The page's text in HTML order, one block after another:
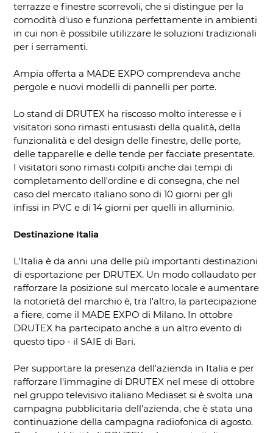
terrazze e finestre scorrevoli, che si distingue per la
comodità d'uso e funziona perfettamente in ambienti
in cui non è possibile utilizzare le soluzioni tradizionali
per i serramenti.
Ampia offerta a MADE EXPO comprendeva anche
pergole e nuovi modelli di pannelli per porte.
Lo stand di DRUTEX ha riscosso molto interesse e i
visitatori sono rimasti entusiasti della qualità, della
funzionalità e del design delle finestre, delle porte,
delle tapparelle e delle tende per facciate presentate.
I visitatori sono rimasti colpiti anche dai tempi di
completamento dell'ordine e di consegna, che nel
caso del mercato italiano sono di 10 giorni per gli
infissi in PVC e di 14 giorni per quelli in alluminio.
Destinazione Italia
L'Italia è da anni una delle più importanti destinazioni
di esportazione per DRUTEX. Un modo collaudato per
rafforzare la posizione sul mercato locale e aumentare
la notorietà del marchio è, tra l'altro, la partecipazione
a fiere, come il MADE EXPO di Milano. In ottobre
DRUTEX ha partecipato anche a un altro evento di
questo tipo - il SAIE di Bari.
Per supportare la presenza dell'azienda in Italia e per
rafforzare l'immagine di DRUTEX nel mese di ottobre
nel gruppo televisivo italiano Mediaset si è svolta una
campagna pubblicitaria dell'azienda, che è stata una
continuazione della campagna radiofonica di agosto.